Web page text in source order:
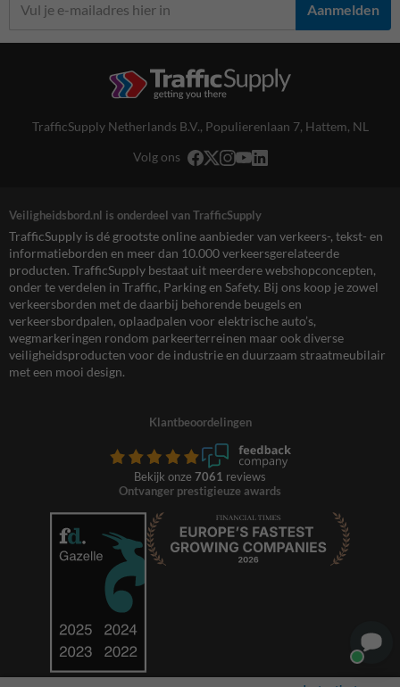
Aanmelden
TrafficSupply Netherlands B.V., Populierenlaan 7, Hattem, NL
Volg ons
Veiligheidsbord.nl is onderdeel van TrafficSupply
TrafficSupply is dé grootste online aanbieder van verkeers-, tekst- en
informatieborden en meer dan 10.000 verkeersgerelateerde
producten. TrafficSupply bestaat uit meerdere webshopconcepten,
onder te verdelen in Traffic, Parking en Safety. Bij ons koop je zowel
verkeersborden met de daarbij behorende beugels en
verkeersbordpalen, oplaadpalen voor elektrische auto’s,
wegmarkeringen rondom parkeerterreinen maar ook diverse
veiligheidsproducten voor de industrie en duurzaam straatmeubilair
met een mooi design.
Klantbeoordelingen
Bekijk onze 7061 reviews
Ontvanger prestigieuze awards